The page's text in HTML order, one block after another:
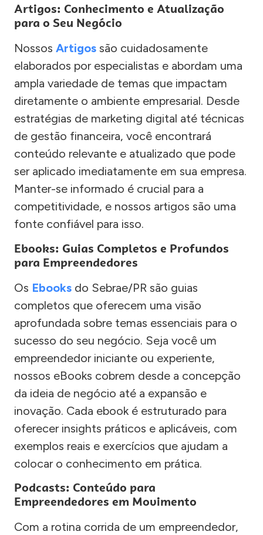
Artigos: Conhecimento e Atualização
para o Seu Negócio
Nossos Artigos são cuidadosamente
elaborados por especialistas e abordam uma
ampla variedade de temas que impactam
diretamente o ambiente empresarial. Desde
estratégias de marketing digital até técnicas
de gestão financeira, você encontrará
conteúdo relevante e atualizado que pode
ser aplicado imediatamente em sua empresa.
Manter-se informado é crucial para a
competitividade, e nossos artigos são uma
fonte confiável para isso.
Ebooks: Guias Completos e Profundos
para Empreendedores
Os Ebooks do Sebrae/PR são guias
completos que oferecem uma visão
aprofundada sobre temas essenciais para o
sucesso do seu negócio. Seja você um
empreendedor iniciante ou experiente,
nossos eBooks cobrem desde a concepção
da ideia de negócio até a expansão e
inovação. Cada ebook é estruturado para
oferecer insights práticos e aplicáveis, com
exemplos reais e exercícios que ajudam a
colocar o conhecimento em prática.
Podcasts: Conteúdo para
Empreendedores em Movimento
Com a rotina corrida de um empreendedor,